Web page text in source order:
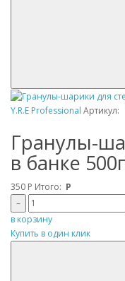
Y.R.E Professional Артикул:
Гранулы-
в банке
350 Р Итого: Р
–
в корзину
Купить в один клик